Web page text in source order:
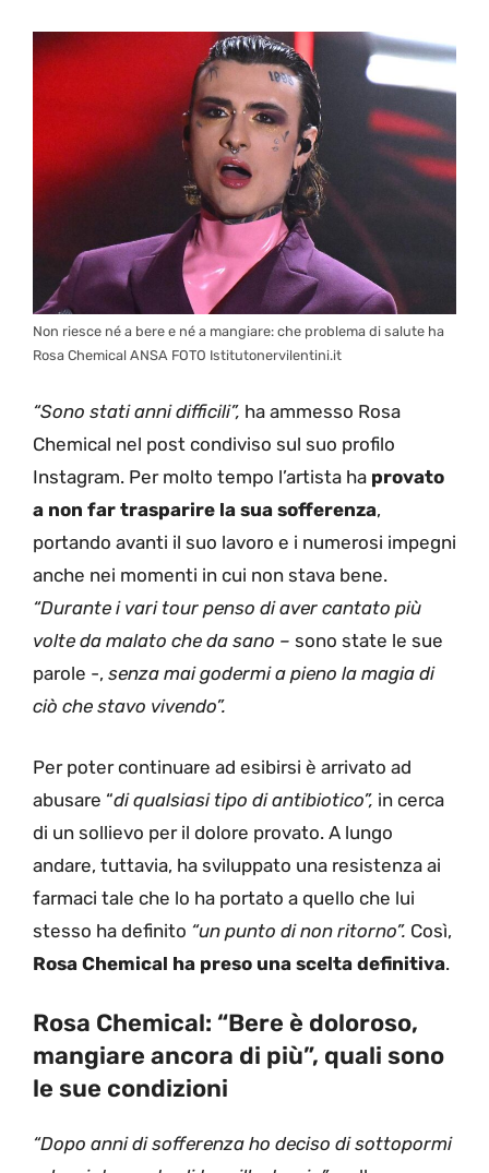
Non riesce né a bere e né a mangiare: che problema di salute ha
Rosa Chemical ANSA FOTO Istitutonervilentini.it
“Sono stati anni difficili”, ha ammesso Rosa
Chemical nel post condiviso sul suo profilo
Instagram. Per molto tempo l’artista ha provato
a non far trasparire la sua sofferenza,
portando avanti il suo lavoro e i numerosi impegni
anche nei momenti in cui non stava bene.
“Durante i vari tour penso di aver cantato più
volte da malato che da sano – sono state le sue
parole -, senza mai godermi a pieno la magia di
ciò che stavo vivendo”.
Per poter continuare ad esibirsi è arrivato ad
abusare “di qualsiasi tipo di antibiotico”, in cerca
di un sollievo per il dolore provato. A lungo
andare, tuttavia, ha sviluppato una resistenza ai
farmaci tale che lo ha portato a quello che lui
stesso ha definito “un punto di non ritorno”. Così,
Rosa Chemical ha preso una scelta definitiva.
Rosa Chemical: “Bere è doloroso,
mangiare ancora di più”, quali sono
le sue condizioni
“Dopo anni di sofferenza ho deciso di sottopormi